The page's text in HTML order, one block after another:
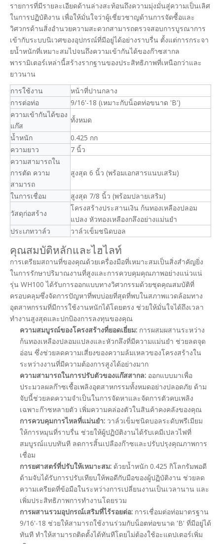
รายการที่มีรายละเอียดด้านล่างสะท้อนถึงความมุ่งมั่นสู่ความเป็นเลิศ
ในการปฏิบัติงาน เพื่อให้มั่นใจว่าผู้เชี่ยวชาญด้านการจัดซื้อและ
วิศวกรด้านสิ่งอำนวยความสะดวกสามารถตรวจสอบการบูรณาการ
เข้ากับระบบนิเวศของอุปกรณ์ที่มีอยู่ได้อย่างราบรื่น ตั้งแต่การกระจา
ยน้ำหนักที่เหมาะสมไปจนถึงความเข้ากันได้ของก๊าซสากล
พารามิเตอร์เหล่านี้สร้างรากฐานของประสิทธิภาพที่เหนือกว่าและ
ยาวนาน
การใช้งาน
หน้าที่ปานกลาง
การต่อท่อ
9/16'-18 (เหมาะกับน็อตท่อขนาด 'B')
ความเข้ากันได้ของ
แก๊ส
ทั้งหมด
น้ำหนัก
0.425 กก
ความยาว
7 นิ้ว
ความสามารถใน
การตัด ความ
สามารถ
สูงสุด 6 นิ้ว (พร้อมเอกสารแนบเสริม)
ในการเชื่อม
สูงสุด 7/8 นิ้ว (พร้อมปลายเสริม)
วัสดุก่อสร้าง
โครงสร้างประสานเงิน ก้นทองเหลืองปลอม
แปลง หัวทองเหลืองกลึงอย่างแม่นยำ
ประเภทวาล์ว
วาล์วเข็มชนิดบอล
คุณสมบัติหลักและไฮไลท์
การเตรียมสถานที่ของคุณด้วยเครื่องมือที่เหมาะสมเป็นสิ่งสำคัญยิ่ง
ในการรักษาปริมาณงานที่สูงและการควบคุมคุณภาพอย่างแน่วแน่
รุ่น WH100 ได้รับการออกแบบทางวิศวกรรมด้วยชุดคุณสมบัติที่
ครอบคลุมซึ่งจัดการปัญหาที่พบบ่อยที่สุดที่พบในสภาพแวดล้อมทาง
อุตสาหกรรมที่มีการใช้งานหนักได้โดยตรง ช่วยให้มั่นใจได้ถึงเวลา
ทำงานสูงสุดและปกป้องการลงทุนของคุณ
ความสมบูรณ์ของโครงสร้างที่ยอดเยี่ยม: การผสมผสานระหว่าง
ก้นทองเหลืองปลอมแปลงและหัวกลึงที่มีความแม่นยำ ช่วยลดจุด
อ่อน ซึ่งช่วยลดความเสี่ยงของความล้มเหลวของโครงสร้างใน
ระหว่างงานที่มีความต้องการสูงได้อย่างมาก
ความสามารถในการปรับตัวของแก๊สสากล: ออกแบบมาเพื่อ
ประมวลผลก๊าซเชื้อเพลิงอุตสาหกรรมทั้งหมดอย่างปลอดภัย ด้าม
จับนี้ช่วยลดความจำเป็นในการจัดหาและจัดการตัวคบเพลิง
เฉพาะก๊าซหลายตัว เพิ่มความคล่องตัวในสินค้าคงคลังของคุณ
การควบคุมการไหลที่แม่นยำ: วาล์วเข็มชนิดบอลระดับพรีเมียม
ให้การหมุนที่ราบรื่น ช่วยให้ผู้ปฏิบัติงานได้รับเคมีเปลวไฟที่
สมบูรณ์แบบทันที ลดการสิ้นเปลืองก๊าซและปรับปรุงคุณภาพการ
เชื่อม
การยศาสตร์ที่ปรับให้เหมาะสม: ด้วยน้ำหนัก 0.425 กิโลกรัมพอดี
ด้ามจับได้รับการปรับเทียบให้พอดีกับมือของผู้ปฏิบัติงาน ช่วยลด
ความเครียดที่ข้อมือในระหว่างการเปลี่ยนงานเป็นเวลานาน และ
เพิ่มประสิทธิภาพการทำงานโดยรวม
การผสานรวมอุปกรณ์เสริมที่ไร้รอยต่อ: การเชื่อมต่อท่อมาตรฐาน
9/16'-18 ช่วยให้สามารถใช้งานร่วมกับน็อตท่อขนาด 'B' ที่มีอยู่ได้
ทันที ทำให้สามารถติดตั้งได้ทันทีโดยไม่ต้องใช้อะแดปเตอร์เพิ่ม